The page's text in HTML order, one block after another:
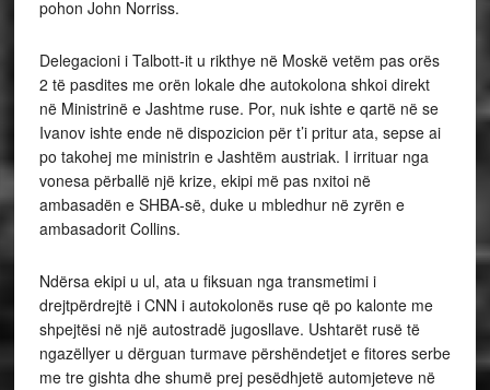
pohon John Norriss.
Delegacioni i Talbott-it u rikthye në Moskë vetëm pas orës
2 të pasdites me orën lokale dhe autokolona shkoi direkt
në Ministrinë e Jashtme ruse. Por, nuk ishte e qartë në se
Ivanov ishte ende në dispozicion për t’i pritur ata, sepse ai
po takohej me ministrin e Jashtëm austriak. I irrituar nga
vonesa përballë një krize, ekipi më pas nxitoi në
ambasadën e SHBA-së, duke u mbledhur në zyrën e
ambasadorit Collins.
Ndërsa ekipi u ul, ata u fiksuan nga transmetimi i
drejtpërdrejtë i CNN i autokolonës ruse që po kalonte me
shpejtësi në një autostradë jugosllave. Ushtarët rusë të
ngazëllyer u dërguan turmave përshëndetjet e fitores serbe
me tre gishta dhe shumë prej pesëdhjetë automjeteve në